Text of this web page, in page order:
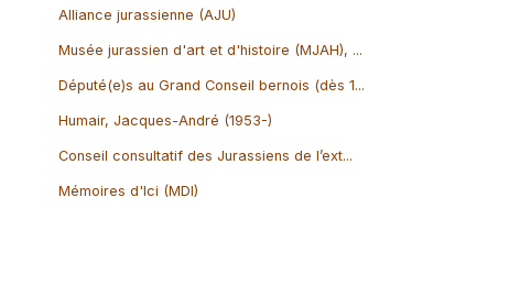
Alliance jurassienne (AJU)
Musée jurassien d'art et d'histoire (MJAH), ...
Député(e)s au Grand Conseil bernois (dès 1...
Humair, Jacques-André (1953-)
Conseil consultatif des Jurassiens de l’ext...
Mémoires d'Ici (MDI)